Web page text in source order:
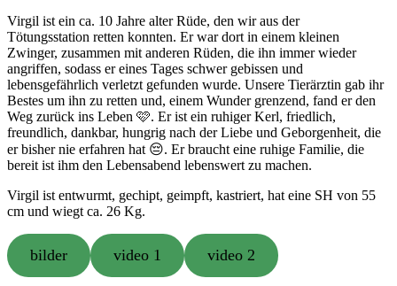
Virgil ist ein ca. 10 Jahre alter Rüde, den wir aus der
Tötungsstation retten konnten. Er war dort in einem kleinen
Zwinger, zusammen mit anderen Rüden, die ihn immer wieder
angriffen, sodass er eines Tages schwer gebissen und
lebensgefährlich verletzt gefunden wurde. Unsere Tierärztin gab ihr
Bestes um ihn zu retten und, einem Wunder grenzend, fand er den
Weg zurück ins Leben 🩷. Er ist ein ruhiger Kerl, friedlich,
freundlich, dankbar, hungrig nach der Liebe und Geborgenheit, die
er bisher nie erfahren hat 😔. Er braucht eine ruhige Familie, die
bereit ist ihm den Lebensabend lebenswert zu machen.
Virgil ist entwurmt, gechipt, geimpft, kastriert, hat eine SH von 55
cm und wiegt ca. 26 Kg.
bilder video 1 video 2